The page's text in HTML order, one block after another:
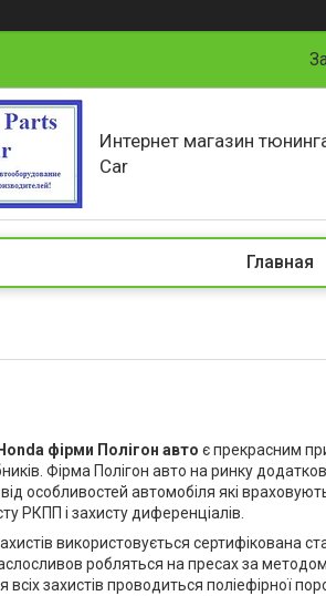
Интернет магазин
Car
Главная
фірми Полігон авто є прекрасним
Фірма Полігон авто на ринку
особливостей автомобіля які
РКПП і захисту диференціалів.
використовується сертифікована
робляться на пресах за
всіх захистів проводиться поліефірної